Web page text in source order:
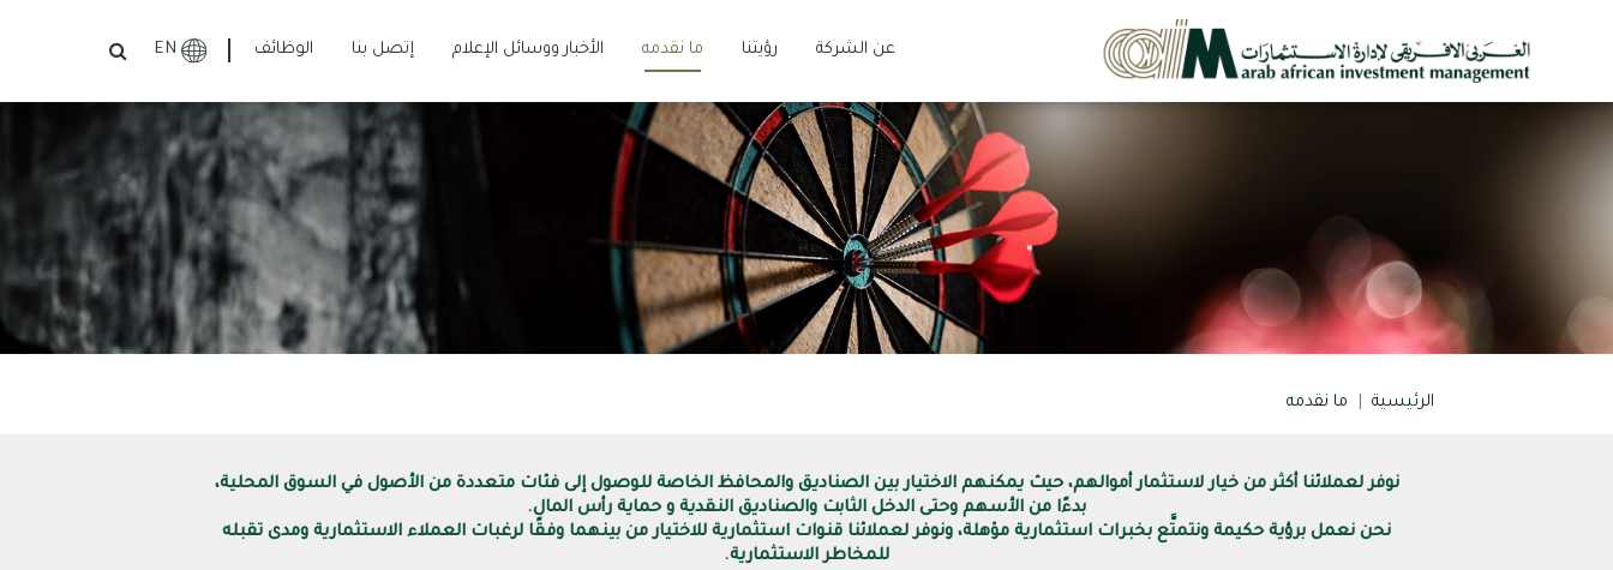
عن الشركة رؤيتنا ما نقدمه الأخبار ووسائل الإعلام إتصل بنا الوظائف EN
الرئيسية ما نقدمه
نوفر لعملائنا أكثر من خيار لاستثمار أموالهم، حيث يمكنهم الاختيار بين الصناديق والمحافظ الخاصة للوصول إلى فئات متعددة من الأصول في السوق المحلية،
بدءًا من الأسهم وحتى الدخل الثابت والصناديق النقدية و حماية رأس المال.
نحن نعمل برؤية حكيمة ونتمتَّع بخبرات استثمارية مؤهلة، ونوفر لعملائنا قنوات استثمارية للاختيار من بينهما وفقًا لرغبات العملاء الاستثمارية ومدى تقبله
للمخاطر الاستثمارية.